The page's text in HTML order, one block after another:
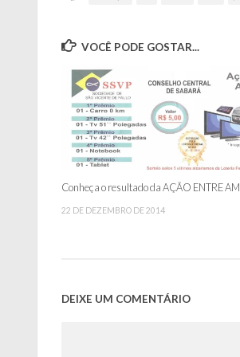
VOCÊ PODE GOSTAR...
Conheça o resultado da AÇÃO ENTRE
22 DE DEZEMBRO DE 2014
DEIXE UM COMENTÁRIO